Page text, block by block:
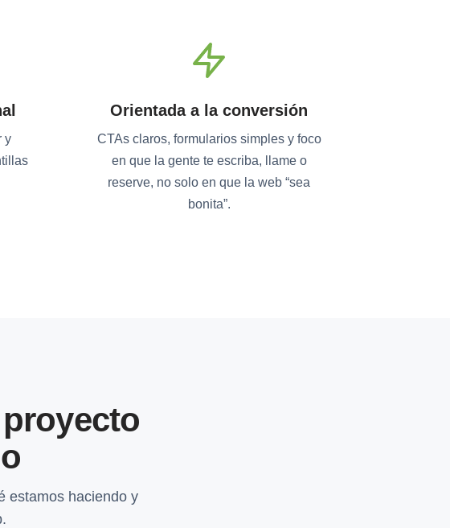
y
Orientada a la conversión
CTAs claros, formularios simples y foco
en que la gente te escriba, llame o
reserve, no solo en que la web “sea
bonita”.
estamos haciendo y